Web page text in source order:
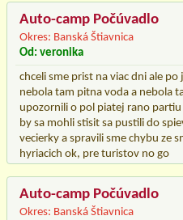
Auto-camp Počúvadlo
Okres: Banská Štiavnica
Od: veronika
chceli sme prist na viac dni ale
nebola tam pitna voda a nebola
upozornili o pol piatej rano partiu
by sa mohli stisit sa pustili do
vecierky a spravili sme chybu ze
hyriacich ok, pre turistov no go
Auto-camp Počúvadlo
Okres: Banská Štiavnica